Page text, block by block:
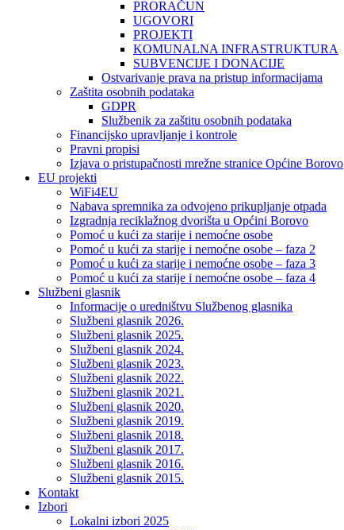
PRORAČUN
UGOVORI
PROJEKTI
KOMUNALNA INFRASTRUKTURA
SUBVENCIJE I DONACIJE
Ostvarivanje prava na pristup informacijama
Zaštita osobnih podataka
GDPR
Službenik za zaštitu osobnih podataka
Financijsko upravljanje i kontrole
Pravni propisi
Izjava o pristupačnosti mrežne stranice Općine Borovo
EU projekti
WiFi4EU
Nabava spremnika za odvojeno prikupljanje otpada
Izgradnja reciklažnog dvorišta u Općini Borovo
Pomoć u kući za starije i nemoćne osobe
Pomoć u kući za starije i nemoćne osobe – faza 2
Pomoć u kući za starije i nemoćne osobe – faza 3
Pomoć u kući za starije i nemoćne osobe – faza 4
Službeni glasnik
Informacije o uredništvu Službenog glasnika
Službeni glasnik 2026.
Službeni glasnik 2025.
Službeni glasnik 2024.
Službeni glasnik 2023.
Službeni glasnik 2022.
Službeni glasnik 2021.
Službeni glasnik 2020.
Službeni glasnik 2019.
Službeni glasnik 2018.
Službeni glasnik 2017.
Službeni glasnik 2016.
Službeni glasnik 2015.
Kontakt
Izbori
Lokalni izbori 2025